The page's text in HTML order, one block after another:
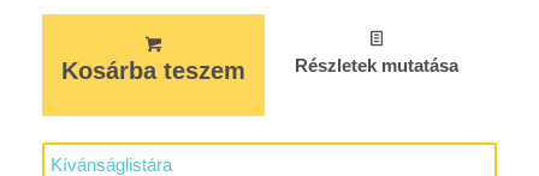
Kosárba teszem Részletek mutatása
Kívánságlistára